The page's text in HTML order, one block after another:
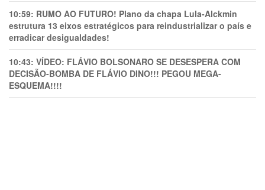
10:59: RUMO AO FUTURO! Plano da chapa Lula-Alckmin
estrutura 13 eixos estratégicos para reindustrializar o país e
erradicar desigualdades!
10:43: VÍDEO: FLÁVIO BOLSONARO SE DESESPERA COM
DECISÃO-BOMBA DE FLÁVIO DINO!!! PEGOU MEGA-
ESQUEMA!!!!